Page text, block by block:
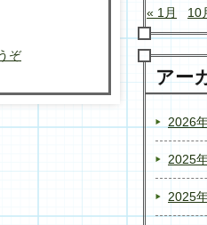
ぞ
« 1月
10
アー
2026
2025
2025